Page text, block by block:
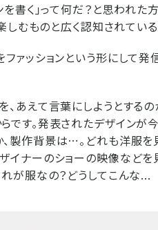
を書く」って何だ？と思われ
しむものと広く認知されている
ァッションという形にして発信
あえて言葉にしようとする
です。発表されたデザインが
製作背景は⋯。どれも洋服を
イナーのショーの映像などを
が服なの？どうしてこんな...